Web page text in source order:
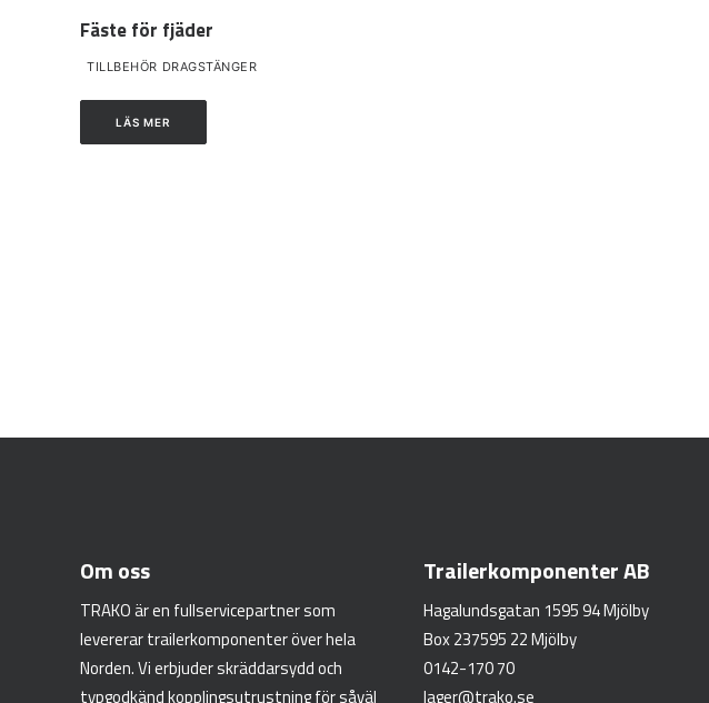
Fäste för fjäder
TILLBEHÖR DRAGSTÄNGER
LÄS MER
Om oss
TRAKO är en fullservicepartner som
levererar trailerkomponenter över hela
Norden. Vi erbjuder skräddarsydd och
typgodkänd kopplingsutrustning för såväl
Trailerkomponenter AB
Hagalundsgatan 1595 94 Mjölby
Box 237595 22 Mjölby
0142-170 70
lager@trako.se